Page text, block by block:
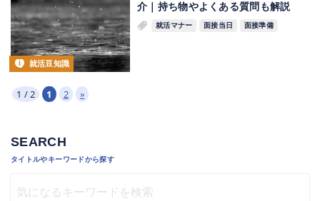
就活豆知識
介｜持ち物やよくある質問も解説
就活マナー 面接当日 面接準備
1 / 2 1 2 »
SEARCH
タイトルやキーワードから探す